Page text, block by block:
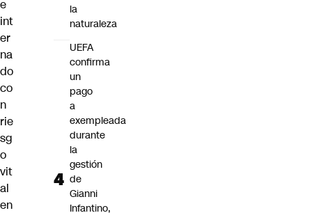
e
int
er
na
do
co
n
rie
sg
o
vit
al
en
la
naturaleza
UEFA
confirma
un
pago
a
exempleada
durante
la
gestión
de
Gianni
Infantino,